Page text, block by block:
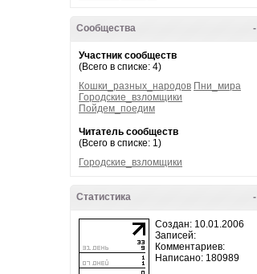
-
Сообщества
Участник сообществ
(Всего в списке: 4)
Кошки_разных_народов Пни_мира
Городские_взломщики
Пойдем_поедим
Читатель сообществ
(Всего в списке: 1)
Городские_взломщики
-
Статистика
Создан: 10.01.2006
Записей:
Комментариев:
Написано: 180989